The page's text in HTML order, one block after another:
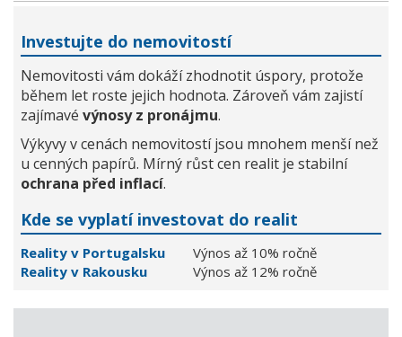
Investujte do nemovitostí
Nemovitosti vám dokáží zhodnotit úspory, protože
během let roste jejich hodnota. Zároveň vám zajistí
zajímavé výnosy z pronájmu.
Výkyvy v cenách nemovitostí jsou mnohem menší než
u cenných papírů. Mírný růst cen realit je stabilní
ochrana před inflací.
Kde se vyplatí investovat do realit
Reality v Portugalsku
Výnos až 10% ročně
Reality v Rakousku
Výnos až 12% ročně